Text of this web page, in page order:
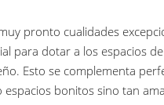
pronto cualidades
para dotar a los espacios
Esto se complementa
bonitos sino tan